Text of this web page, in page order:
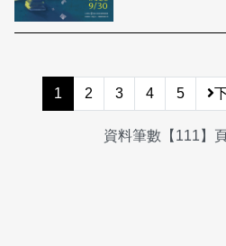
1 2 3 4 5
資料筆數【111】